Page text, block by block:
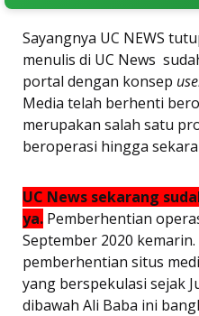
Sayangnya UC NEWS
menulis di UC News
portal dengan konsep
Media telah berhenti
merupakan salah satu
beroperasi hingga
UC News sekarang
ya. Pemberhentian
September 2020
pemberhentian situs
yang berspekulasi sejak
dibawah Ali Baba ini